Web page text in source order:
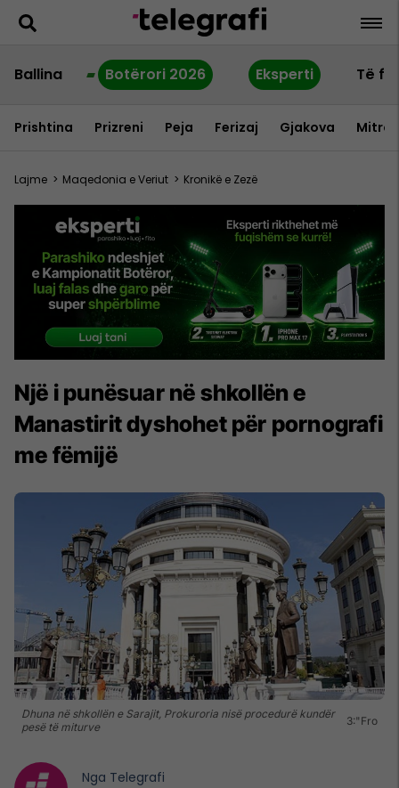
Ballina Botërori 2026 Eksperti Të
Prishtina Prizreni Peja Ferizaj Gjakova
Lajme > Maqedonia e Veriut > Kronikë e Zezë
Një i punësuar në shkollën e
Manastirit dyshohet për pornografi
me fëmijë
Dhuna në shkollën e Sarajit, Prokuroria nisë procedurë kundër
pesë të miturve
3:"Fro
Nga Telegrafi